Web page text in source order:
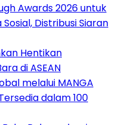
Awards 2026 untuk
Distribusi Siaran
Hentikan
di ASEAN
melalui MANGA
dalam 100